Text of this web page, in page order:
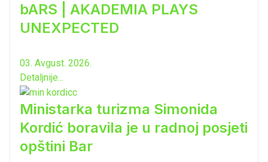
bARS | AKADEMIA PLAYS
UNEXPECTED
03. Avgust. 2026.
Detaljnije...
Ministarka turizma Simonida
Kordić boravila je u radnoj posjeti
opštini Bar